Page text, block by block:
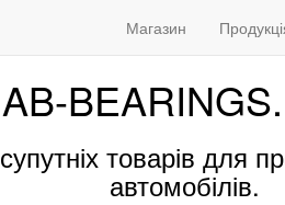
Магазин
AB-
товарів для
автомобілів.